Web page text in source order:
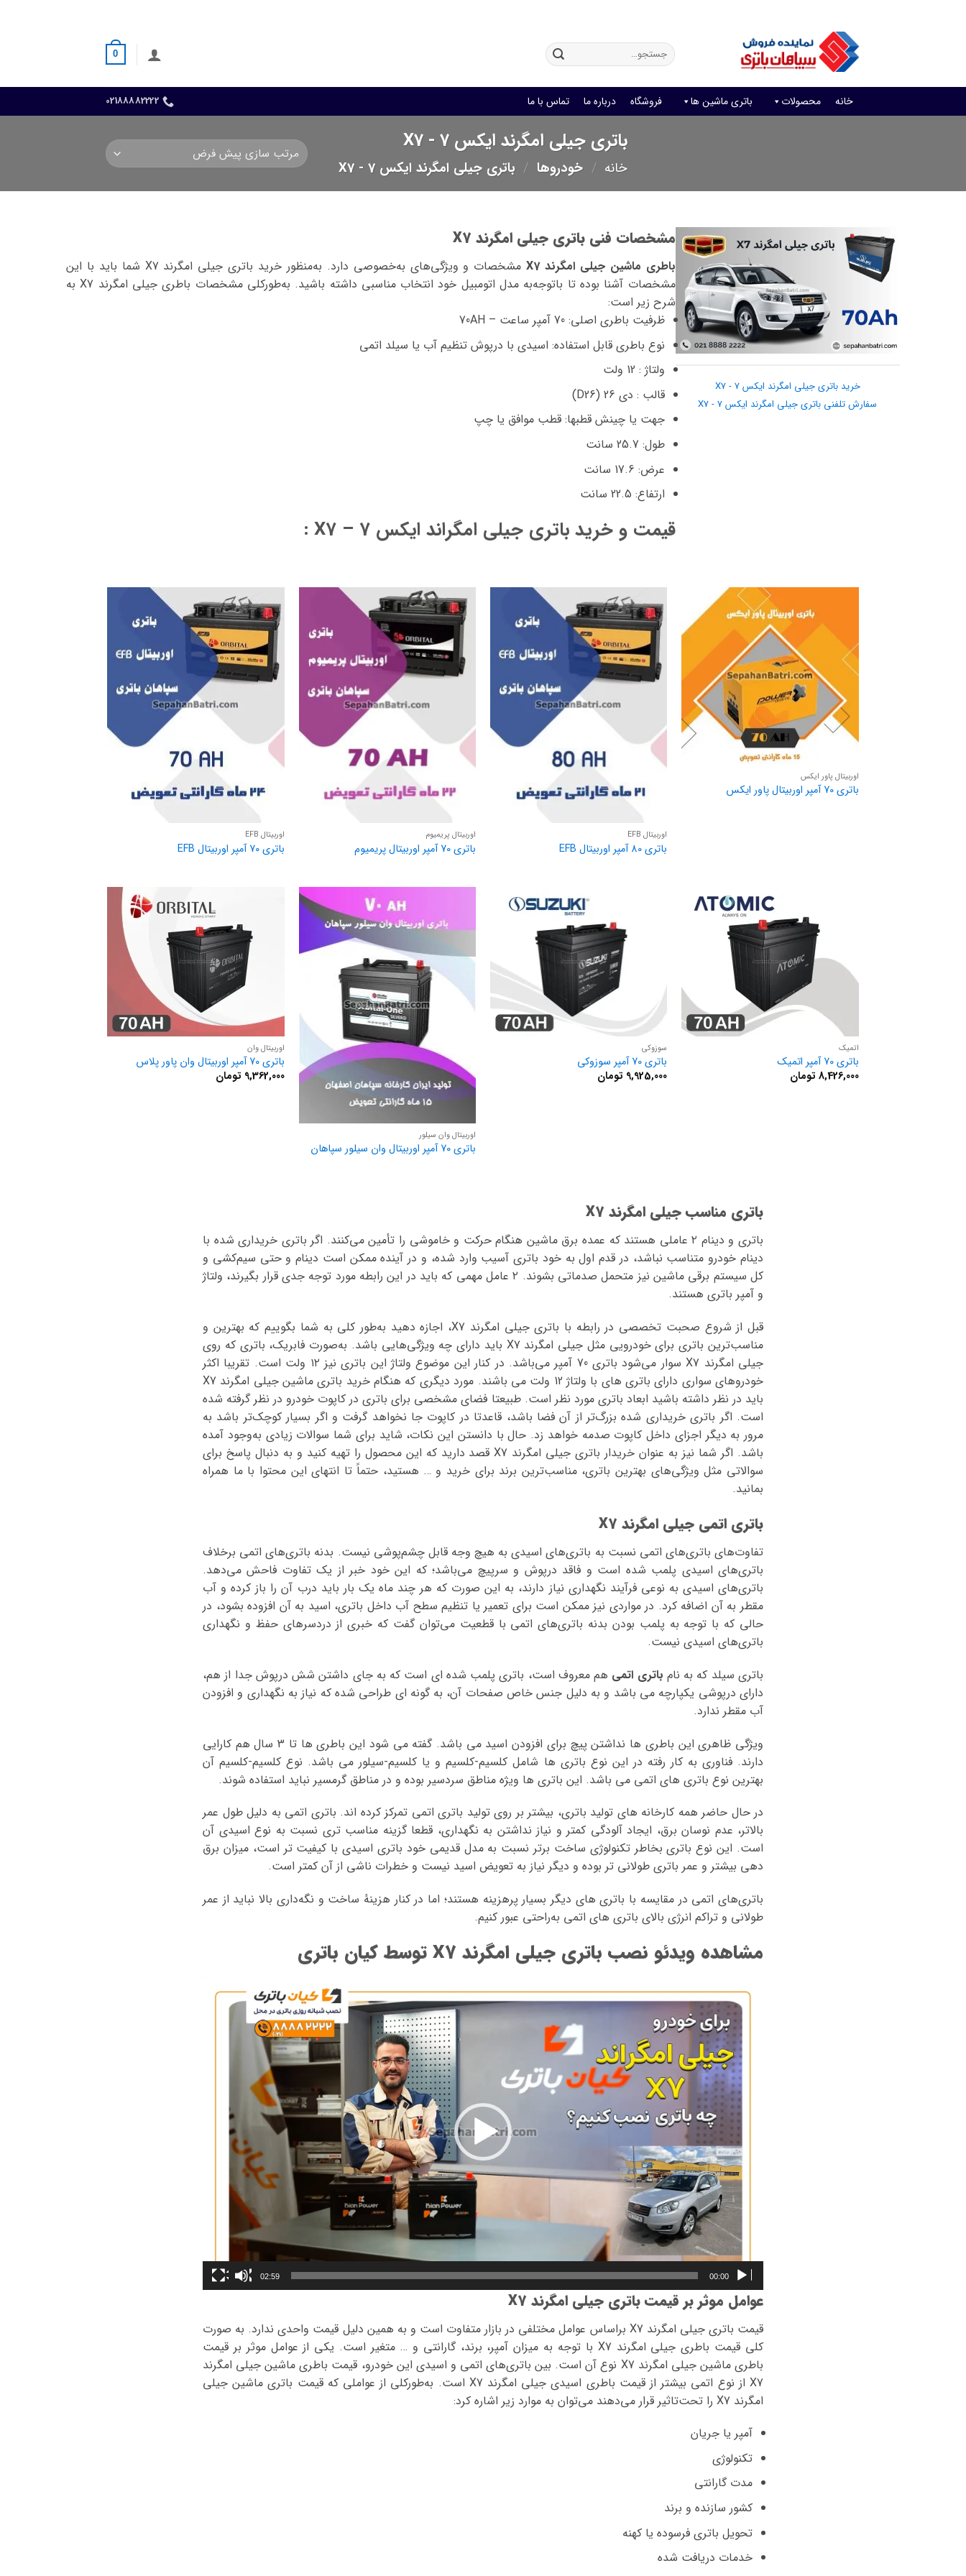
جستجو
برای:
0
خانه محصولات باتری ماشین ها فروشگاه درباره ما تماس با ما 02188882222
باتری جیلی امگرند ایکس 7 - X7
خانه / خودروها / باتری جیلی امگرند ایکس 7 - X7
خرید باتری جیلی امگرند ایکس 7 - X7
سفارش تلفنی باتری جیلی امگرند ایکس 7 - X7
مشخصات فنی باتری جیلی امگرند X7
باطری ماشین جیلی امگرند X7
مشخصات و ویژگی‌های به‌خصوصی دارد. به‌منظور خرید باتری جیلی امگرند X7 شما باید با این
مشخصات آشنا بوده تا با‌توجه‌به مدل اتومبیل خود انتخاب مناسبی داشته باشید. به‌طورکلی مشخصات باطری جیلی امگرند X7 به
شرح زیر است:
ظرفیت باطری اصلی: 70 آمپر ساعت – 70AH
نوع باطری قابل استفاده: اسیدی با درپوش تنظیم آب یا سیلد اتمی
ولتاژ : 12 ولت
قالب : دی 26 (D26)
جهت یا چینش قطبها: قطب موافق یا چپ
طول: 25.7 سانت
عرض: 17.6 سانت
ارتفاع: 22.5 سانت
قیمت و خرید باتری جیلی امگراند ایکس 7 – X7 :
اوربیتال پاور ایکس
باتری 70 آمپر اوربیتال پاور ایکس
اوربیتال EFB
باتری 80 آمپر اوربیتال EFB
اوربیتال پریمیوم
باتری 70 آمپر اوربیتال پریمیوم
اوربیتال EFB
باتری 70 آمپر اوربیتال EFB
اتمیک
باتری 70 آمپر اتمیک
8,426,000 تومان
سوزوکی
باتری 70 آمپر سوزوکی
9,925,000 تومان
اوربیتال وان سیلور
باتری 70 آمپر اوربیتال وان سیلور سپاهان
اوربیتال وان
باتری 70 آمپر اوربیتال وان پاور پلاس
9,362,000 تومان
باتری مناسب جیلی امگرند X7
باتری و دینام ۲ عاملی هستند که عمده برق ماشین هنگام حرکت و خاموشی را تأمین می‌کنند. اگر باتری خریداری شده با
دینام خودرو متناسب نباشد، در قدم اول به خود باتری آسیب وارد شده، و در آینده ممکن است دینام و حتی سیم‌کشی و
کل سیستم برقی ماشین نیز متحمل صدماتی بشوند. ۲ عامل مهمی که باید در این رابطه مورد توجه جدی قرار بگیرند، ولتاژ
و آمپر باتری هستند.
قبل از شروع صحبت تخصصی در رابطه با باتری جیلی امگرند X7، اجازه دهید به‌طور کلی به شما بگوییم که بهترین و
مناسب‌ترین باتری برای خودرویی مثل جیلی امگرند X7 باید دارای چه ویژگی‌هایی باشد. به‌صورت فابریک، باتری که روی
جیلی امگرند X7 سوار می‌شود باتری 70 آمپر می‌باشد. در کنار این موضوع ولتاژ این باتری نیز ۱۲ ولت است. تقریبا اکثر
خودروهای سواری دارای باتری های با ولتاژ 12 ولت می باشند. مورد دیگری که هنگام خرید باتری ماشین جیلی امگرند X7
باید در نظر داشته باشید ابعاد باتری مورد نظر است. طبیعتا فضای مشخصی برای باتری در کاپوت خودرو در نظر گرفته شده
است. اگر باتری خریداری شده بزرگ‌تر از آن فضا باشد، قاعدتا در کاپوت جا نخواهد گرفت و اگر بسیار کوچک‌تر باشد به
مرور به دیگر اجزای داخل کاپوت صدمه خواهد زد. حال با دانستن این نکات، شاید برای شما سوالات زیادی به‌وجود آمده
باشد. اگر شما نیز به عنوان خریدار باتری جیلی امگرند X7 قصد دارید که این محصول را تهیه کنید و به دنبال پاسخ برای
سوالاتی مثل ویژگی‌های بهترین باتری، مناسب‌ترین برند برای خرید و … هستید، حتماً تا انتهای این محتوا با ما همراه
بمانید.
باتری اتمی جیلی امگرند X7
تفاوت‌های باتری‌های اتمی نسبت به باتری‌های اسیدی به هیچ وجه قابل چشم‌پوشی نیست. بدنه باتری‌های اتمی برخلاف
باتری‌های اسیدی پلمب شده است و فاقد درپوش و سرپیچ می‌باشد؛ که این خود خبر از یک تفاوت فاحش می‌دهد.
باتری‌های اسیدی به نوعی فرآیند نگهداری نیاز دارند، به این صورت که هر چند ماه یک بار باید درب آن را باز کرده و آب
مقطر به آن اضافه کرد. در مواردی نیز ممکن است برای تعمیر یا تنظیم سطح آب داخل باتری، اسید به آن افزوده بشود، در
حالی که با توجه به پلمب بودن بدنه باتری‌های اتمی با قطعیت می‌توان گفت که خبری از دردسرهای حفظ و نگهداری
باتری‌های اسیدی نیست.
باتری سیلد که به نام باتری اتمی هم معروف است، باتری پلمب شده ای است که به جای داشتن شش درپوش جدا از هم،
دارای درپوشی یکپارچه می باشد و به دلیل جنس خاص صفحات آن، به گونه ای طراحی شده که نیاز به نگهداری و افزودن
آب مقطر ندارد.
ویژگی ظاهری این باطری ها نداشتن پیچ برای افزودن اسید می باشد. گفته می شود این باطری ها تا 3 سال هم کارایی
دارند. فناوری به کار رفته در این نوع باتری ها شامل کلسیم-کلسیم و یا کلسیم-سیلور می باشد. نوع کلسیم-کلسیم آن
بهترین نوع باتری های اتمی می باشد. این باتری ها ویژه مناطق سردسیر بوده و در مناطق گرمسیر نباید استفاده شوند.
در حال حاضر همه کارخانه های تولید باتری، بیشتر بر روی تولید باتری اتمی تمرکز کرده اند. باتری اتمی به دلیل طول عمر
بالاتر، عدم نوسان برق، ایجاد آلودگی کمتر و نیاز نداشتن به نگهداری، قطعا گزینه مناسب تری نسبت به نوع اسیدی آن
است. این نوع باتری بخاطر تکنولوژی ساخت برتر نسبت به مدل قدیمی خود باتری اسیدی با کیفیت تر است، میزان برق
دهی بیشتر و عمر باتری طولانی تر بوده و دیگر نیاز به تعویض اسید نیست و خطرات ناشی از آن کمتر است.
باتری‌های اتمی در مقایسه با باتری‌ های دیگر بسیار پرهزینه هستند؛ اما در کنار هزینهٔ ساخت و نگه‌داری بالا نباید از عمر
طولانی و تراکم انرژی بالای باتری‌ های اتمی به‌راحتی عبور کنیم.
مشاهده ویدئو نصب باتری جیلی امگرند X7 توسط کیان باتری
ویدیو
00:00
02:59
عوامل موثر بر قیمت باتری جیلی امگرند X7
قیمت باتری جیلی امگرند X7 بر‌اساس عوامل مختلفی در بازار متفاوت است و به همین دلیل قیمت واحدی ندارد. به صورت
کلی قیمت باطری جیلی امگرند X7 با توجه به میزان آمپر، برند، گارانتی و … متغیر است. یکی از عوامل موثر بر قیمت
باطری ماشین جیلی امگرند X7 نوع آن است. بین باتری‌های اتمی و اسیدی این خودرو، قیمت باطری ماشین جیلی امگرند
X7 از نوع اتمی بیشتر از قیمت باطری اسیدی جیلی امگرند X7 است. به‌طورکلی از عواملی که قیمت باتری ماشین جیلی
امگرند X7 را تحت‌تاثیر قرار می‌دهند می‌توان به موارد زیر اشاره کرد:
آمپر یا جریان
تکنولوژی
مدت گارانتی
کشور سازنده و برند
تحویل باتری فرسوده یا کهنه
خدمات دریافت شده